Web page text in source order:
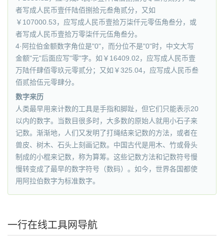
者写成人民币壹仟陆佰捌拾元叁角贰分，又如
￥107000.53，应写成人民币壹拾万柒仟元零伍角叁分，或
者写成人民币壹拾万零柒仟元伍角叁分。
4·阿拉伯金额数字角位是"0"，而分位不是"0"时，中文大写
金额"元"后面应写"零"字。如￥16409.02，应写成人民币壹
万陆仟肆佰零玖元零贰分；又如￥325.04，应写成人民币叁
佰贰拾伍元零肆分。
数字来历
人类最早用来计数的工具是手指和脚趾，但它们只能表示20
以内的数字。当数目很多时，大多数的原始人就用小石子来
记数。渐渐地，人们又发明了打绳结来记数的方法，或者在
兽皮、树木、石头上刻画记数。中国古代是用木、竹或骨头
制成的小棍来记数，称为算筹。这些记数方法和记数符号慢
慢转变成了最早的数字符号（数码）。如今，世界各国都使
用阿拉伯数字为标准数字。
一行在线工具网导航